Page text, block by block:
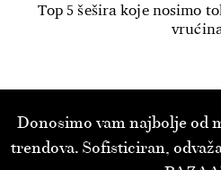
Top 5 šešira koje nosimo
Donosimo vam najbolje od
trendova. Sofisticiran,